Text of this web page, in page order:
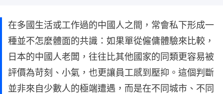
在多國生活或工作過的中國人之間，常會私下形成一
種並不怎麼體面的共識：如果單從僱傭體驗來比較，
日本的中國人老闆，往往比其他國家的同類更容易被
評價為苛刻、小氣，也更讓員工感到壓抑。這個判斷
並非來自少數人的極端遭遇，而是在不同城市、不同